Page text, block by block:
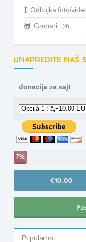
Odbojka foto/
Grobari (4)
UNAPREDITE NAŠ
donacija za sajt
7%
€10.00
Popularno